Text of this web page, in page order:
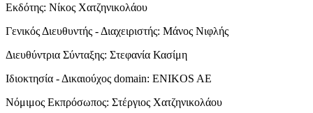
Εκδότης: Νίκος Χατζηνικολάου
Γενικός Διευθυντής - Διαχειριστής: Μάνος Νιφλής
Διευθύντρια Σύνταξης: Στεφανία Κασίμη
Ιδιοκτησία - Δικαιούχος domain: ENIKOS AE
Νόμιμος Εκπρόσωπος: Στέργιος Χατζηνικολάου